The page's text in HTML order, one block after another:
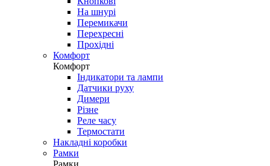
На шнурі
Перемикачи
Перехресні
Прохідні
Комфорт
Комфорт
Індикатори та лампи
Датчики руху
Димери
Різне
Реле часу
Термостати
Накладні коробки
Рамки
Рамки